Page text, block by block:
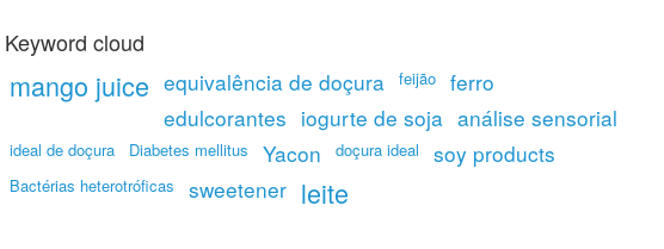
Keyword cloud
mango juice equivalência de doçura feijão
ferro
edulcorantes iogurte de soja análise sensorial
ideal de doçura Diabetes mellitus Yacon doçura ideal soy products
Bactérias heterotróficas sweetener leite